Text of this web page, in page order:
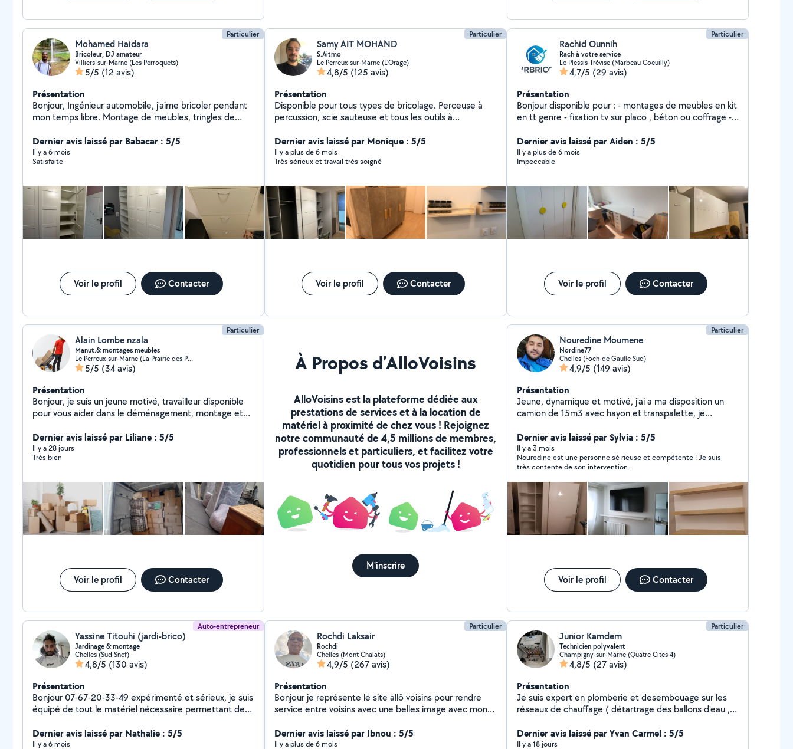
Particulier
Mohamed Haidara
Bricoleur, DJ amateur
Villiers-sur-Marne (Les Perroquets)
5/5 (12 avis)
Présentation
Bonjour, Ingénieur automobile, j'aime bricoler pendant
mon temps libre. Montage de meubles, tringles de
smartphone ou PC. Pour finir je peux animer
musicalement des événements. N'hésitez pas. Au
plaisir.
Dernier avis laissé par Babacar : 5/5
Il y a 6 mois
Satisfaite
Voir le profil Contacter
Particulier
Samy AIT MOHAND
S.Aitmo
Le Perreux-sur-Marne (L'Orage)
4,8/5 (125 avis)
Présentation
Disponible pour tous types de bricolage. Perceuse à
percussion, scie sauteuse et tous les outils à
Dernier avis laissé par Monique : 5/5
Il y a plus de 6 mois
Très sérieux et travail très soigné
Voir le profil Contacter
Particulier
Rachid Ounnih
Rach à votre service
Le Plessis-Trévise (Marbeau Coeuilly)
4,7/5 (29 avis)
Présentation
Bonjour disponible pour : - montages de meubles en kit
en tt genre - fixation tv sur placo , béton ou coffrage -
intervention plomberie basic remplacement robinet ,
joints, colonne de douches etc etc - création meuble
sur mesure (étagères, plan de travail - peinture murs et
montage et pose de cuisine entière - raccordement
électroménager ou remplacement -Pose de parquet
ou carrelage. - intervention à tout heures selon
l'urgence. N'hésitez pas a me proposer vos demandes,
nous aurons tout le plaisir d'y répondre et pourquoi
pour vous satisfaire
Dernier avis laissé par Aiden : 5/5
Il y a plus de 6 mois
Impeccable
Voir le profil Contacter
Particulier
Alain Lombe nzala
Manut.& montages meubles
Le Perreux-sur-Marne (La Prairie des Presles)
5/5 (34 avis)
Présentation
Bonjour, je suis un jeune motivé, travailleur disponible
pour vous aider dans le déménagement, montage et
services envoyer votre numéro je vous recontacterais
Dernier avis laissé par Liliane : 5/5
Il y a 28 jours
Très bien
Voir le profil Contacter
À Propos d’AlloVoisins
AlloVoisins est la plateforme dédiée aux
prestations de services et à la location de
matériel à proximité de chez vous ! Rejoignez
notre communauté de 4,5 millions de membres,
professionnels et particuliers, et facilitez votre
quotidien pour tous vos projets !
M'inscrire
Particulier
Nouredine Moumene
Nordine77
Chelles (Foch-de Gaulle Sud)
4,9/5 (149 avis)
Présentation
Jeune, dynamique et motivé, j'ai a ma disposition un
camion de 15m3 avec hayon et transpalette, je
meubles. 76 9181985 tel
Dernier avis laissé par Sylvia : 5/5
Il y a 3 mois
Nouredine est une personne sé rieuse et compétente ! Je suis
très contente de son intervention.
Voir le profil Contacter
Auto-entrepreneur
Yassine Titouhi (jardi-brico)
Jardinage & montage
Chelles (Sud Sncf)
4,8/5 (130 avis)
Présentation
Bonjour 07-67-20-33-49 expérimenté et sérieux, je suis
équipé de tout le matériel nécessaire permettant de
vous propose mes services pour : JARDINAGE : - Taille
de haies, arbres - Tonte de pelouse - Débroussaillage -
Dernier avis laissé par Nathalie : 5/5
Il y a 6 mois
Particulier
Rochdi Laksair
Rochdi
Chelles (Mont Chalats)
4,9/5 (267 avis)
Présentation
Bonjour je représente le site allô voisins pour rendre
service entre voisins avec une belles image avec mon
peint la plomberie l'électricité montage de meubles
montage de cuisine fixation de télé et barre de rideaux
Dernier avis laissé par Ibnou : 5/5
Il y a plus de 6 mois
Particulier
Junior Kamdem
Technicien polyvalent
Champigny-sur-Marne (Quatre Cites 4)
4,8/5 (27 avis)
Présentation
Je suis expert en plomberie et desembouage sur les
réseaux de chauffage ( détartrage des ballons d'eau ,
entretien des adoucisseurs. ) rinçage des circuits de
chauffage et radiateur. Plombier installation et
Dernier avis laissé par Yvan Carmel : 5/5
Il y a 18 jours